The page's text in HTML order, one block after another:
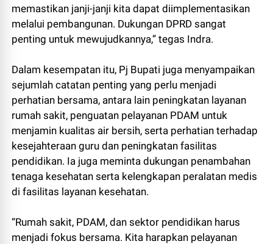
memastikan janji-janji kita dapat diimplementasikan
melalui pembangunan. Dukungan DPRD sangat
penting untuk mewujudkannya,” tegas Indra.
Dalam kesempatan itu, Pj Bupati juga menyampaikan
sejumlah catatan penting yang perlu menjadi
perhatian bersama, antara lain peningkatan layanan
rumah sakit, penguatan pelayanan PDAM untuk
menjamin kualitas air bersih, serta perhatian terhadap
kesejahteraan guru dan peningkatan fasilitas
pendidikan. Ia juga meminta dukungan penambahan
tenaga kesehatan serta kelengkapan peralatan medis
di fasilitas layanan kesehatan.
“Rumah sakit, PDAM, dan sektor pendidikan harus
menjadi fokus bersama. Kita harapkan pelayanan